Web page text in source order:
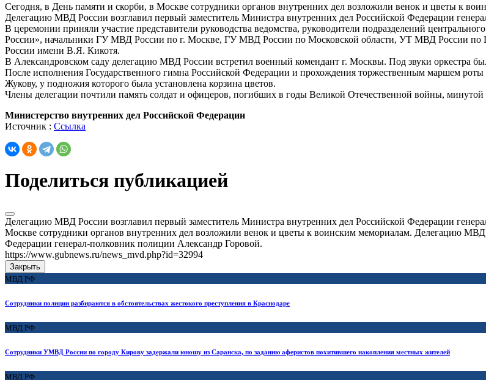
Сегодня, в День памяти и скорби, в Москве сотрудники органов внутренних дел возложили венок и цветы к
Делегацию МВД России возглавил первый заместитель Министра внутренних дел Российской Федерации
В церемонии приняли участие представители руководства ведомства, руководители подразделений
России», начальники ГУ МВД России по г. Москве, ГУ МВД России по Московской области, УТ МВД России
России имени В.Я. Кикотя.
В Александровском саду делегацию МВД России встретил военный комендант г. Москвы. Под звуки оркестра
После исполнения Государственного гимна Российской Федерации и прохождения торжественным маршем
Жукову, у подножия которого была установлена корзина цветов.
Члены делегации почтили память солдат и офицеров, погибших в годы Великой Отечественной войны, минутой
Министерство внутренних дел Российской Федерации
Источник : Ссылка
Поделиться публикацией
Делегацию МВД России возглавил первый заместитель Министра внутренних дел Российской Федерации
Москве сотрудники органов внутренних дел возложили венок и цветы к воинским мемориалам. Делегацию
Федерации генерал-полковник полиции Александр Горовой.
https://www.gubnews.ru/news_mvd.php?id=32994
Закрыть
МВД РФ
Сотрудники полиции разбираются в обстоятельствах жестокого преступления в Краснодаре
МВД РФ
Сотрудники УМВД России по городу Кирову задержали юношу из Саранска, по заданию аферистов похитившего накопления местных жителей
МВД РФ